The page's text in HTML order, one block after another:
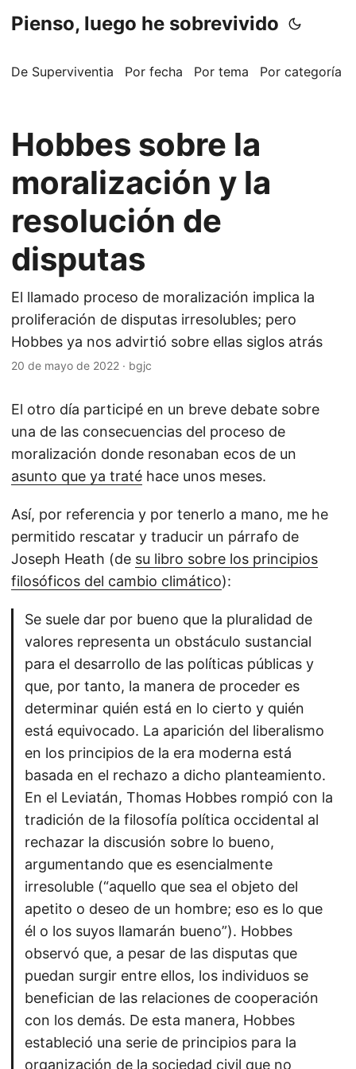
Pienso, luego he sobrevivido
De Superviventia Por fecha Por tema Por categoría
Hobbes sobre la
moralización y la
resolución de
disputas
El llamado proceso de moralización implica la
proliferación de disputas irresolubles; pero
Hobbes ya nos advirtió sobre ellas siglos atrás
20 de mayo de 2022 · bgjc
El otro día participé en un breve debate sobre
una de las consecuencias del proceso de
moralización donde resonaban ecos de un
asunto que ya traté hace unos meses.
Así, por referencia y por tenerlo a mano, me he
permitido rescatar y traducir un párrafo de
Joseph Heath (de su libro sobre los principios
filosóficos del cambio climático):
Se suele dar por bueno que la pluralidad de
valores representa un obstáculo sustancial
para el desarrollo de las políticas públicas y
que, por tanto, la manera de proceder es
determinar quién está en lo cierto y quién
está equivocado. La aparición del liberalismo
en los principios de la era moderna está
basada en el rechazo a dicho planteamiento.
En el Leviatán, Thomas Hobbes rompió con la
tradición de la filosofía política occidental al
rechazar la discusión sobre lo bueno,
argumentando que es esencialmente
irresoluble (“aquello que sea el objeto del
apetito o deseo de un hombre; eso es lo que
él o los suyos llamarán bueno”). Hobbes
observó que, a pesar de las disputas que
puedan surgir entre ellos, los individuos se
benefician de las relaciones de cooperación
con los demás. De esta manera, Hobbes
estableció una serie de principios para la
organización de la sociedad civil que no